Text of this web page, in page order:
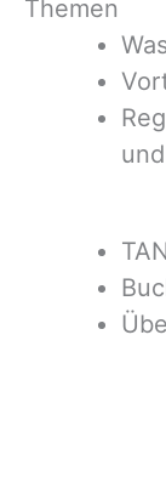
Themen